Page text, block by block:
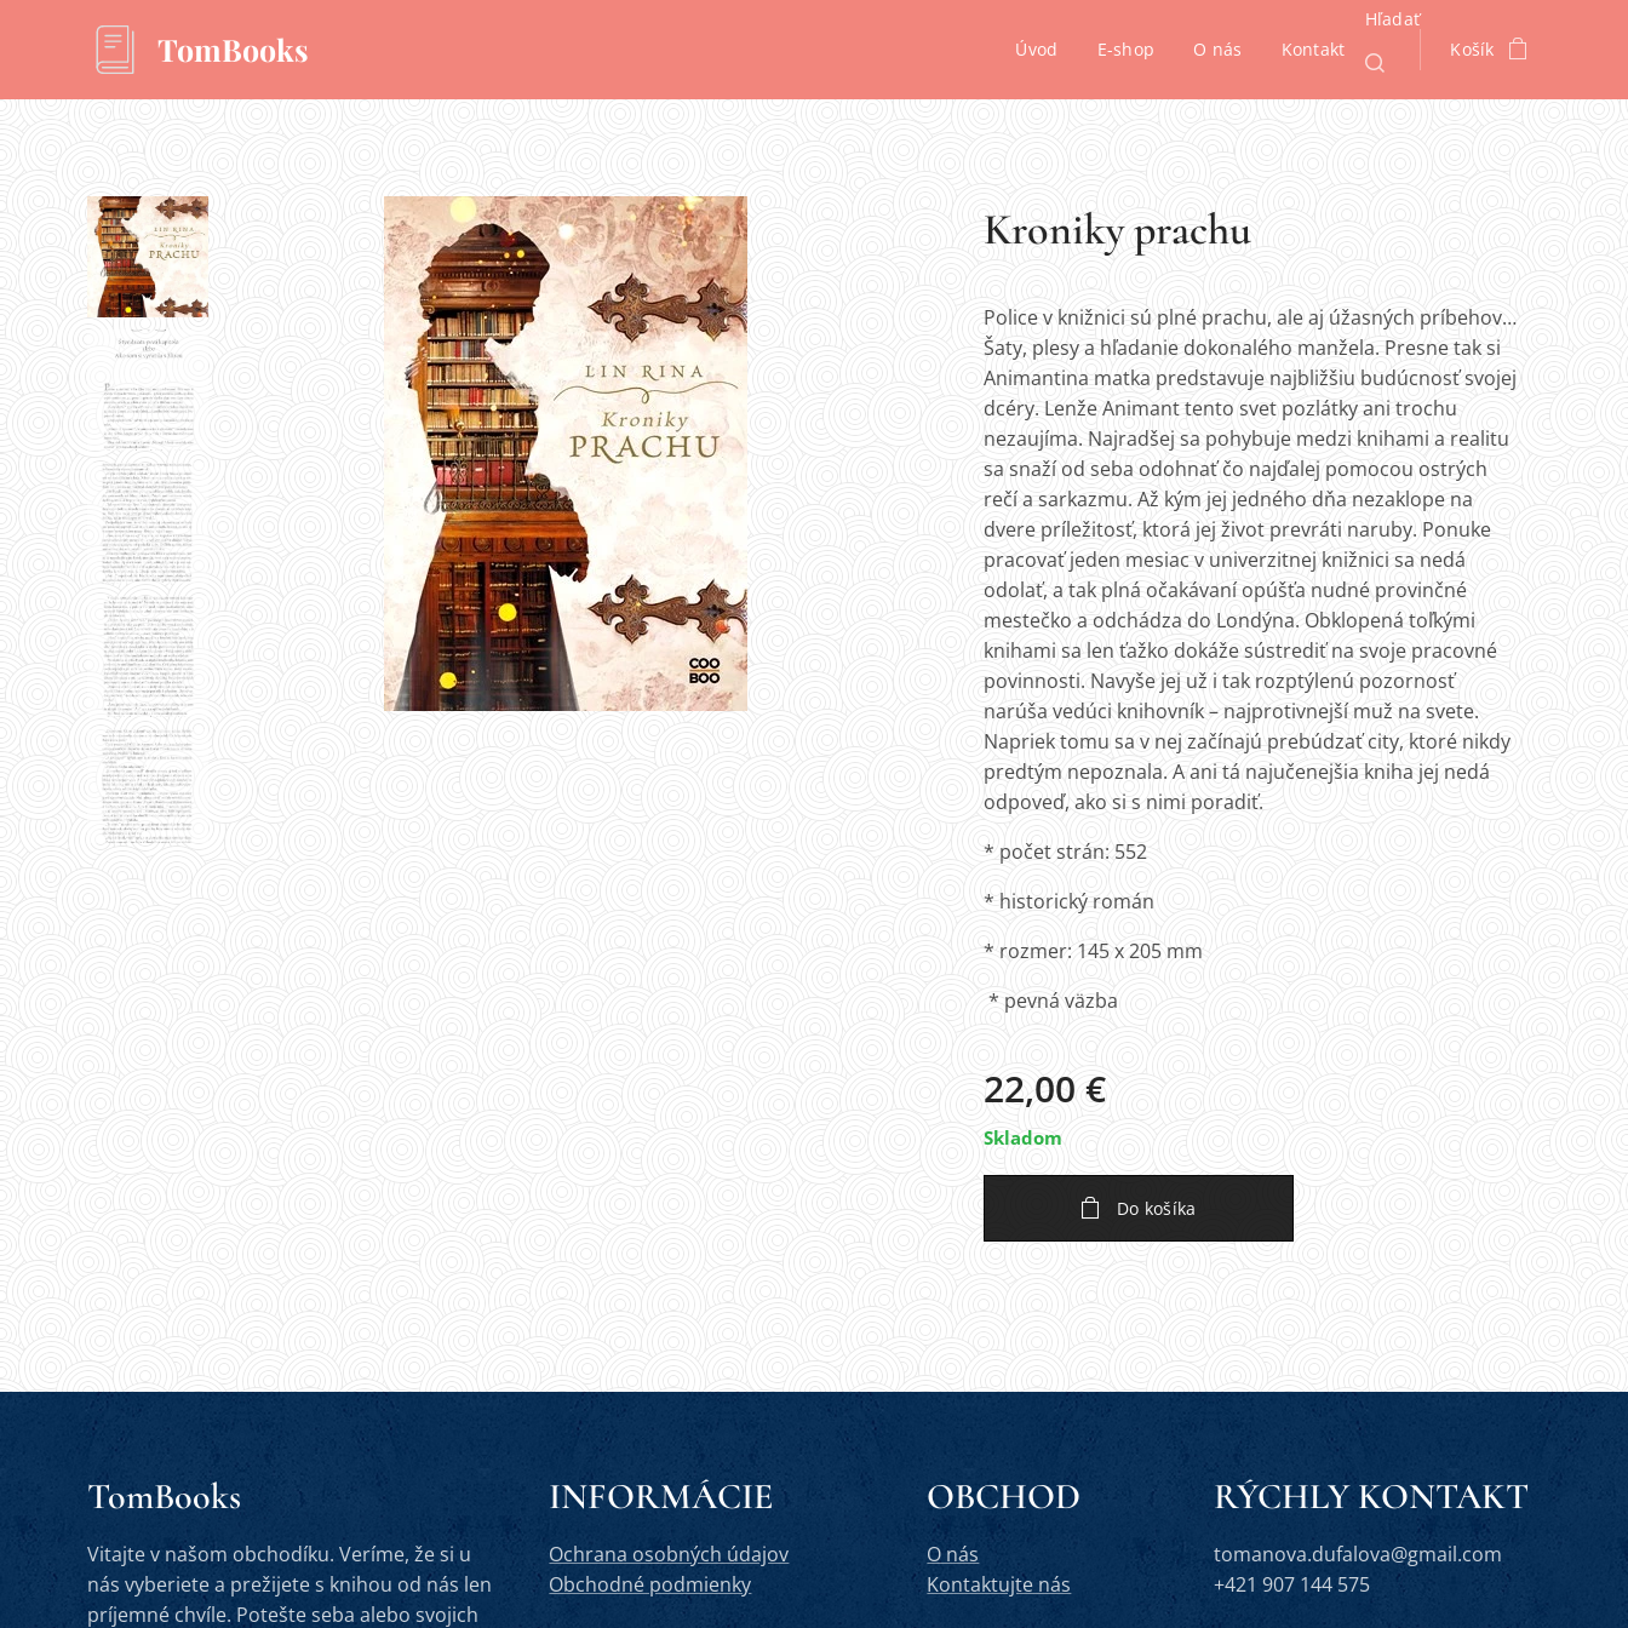
TomBooks Úvod E-shop O nás Kontakt
Hľadať
Košík
Kroniky prachu
Police v knižnici sú plné prachu, ale aj úžasných príbehov…
Šaty, plesy a hľadanie dokonalého manžela. Presne tak si
Animantina matka predstavuje najbližšiu budúcnosť svojej
dcéry. Lenže Animant tento svet pozlátky ani trochu
nezaujíma. Najradšej sa pohybuje medzi knihami a realitu
sa snaží od seba odohnať čo najďalej pomocou ostrých
rečí a sarkazmu. Až kým jej jedného dňa nezaklope na
dvere príležitosť, ktorá jej život prevráti naruby. Ponuke
pracovať jeden mesiac v univerzitnej knižnici sa nedá
odolať, a tak plná očakávaní opúšťa nudné provinčné
mestečko a odchádza do Londýna. Obklopená toľkými
knihami sa len ťažko dokáže sústrediť na svoje pracovné
povinnosti. Navyše jej už i tak rozptýlenú pozornosť
narúša vedúci knihovník – najprotivnejší muž na svete.
Napriek tomu sa v nej začínajú prebúdzať city, ktoré nikdy
predtým nepoznala. A ani tá najučenejšia kniha jej nedá
odpoveď, ako si s nimi poradiť.
* počet strán: 552
* historický román
* rozmer: 145 x 205 mm
* pevná väzba
22,00 €
Skladom
Do košíka
TomBooks
Vitajte v našom obchodíku. Veríme, že si u
nás vyberiete a prežijete s knihou od nás len
príjemné chvíle. Potešte seba alebo svojich
INFORMÁCIE
Ochrana osobných údajov
Obchodné podmienky
OBCHOD
O nás
Kontaktujte nás
RÝCHLY KONTAKT
tomanova.dufalova@gmail.com
+421 907 144 575